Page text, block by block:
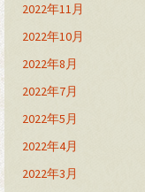
2022年11月
2022年10月
2022年8月
2022年7月
2022年5月
2022年4月
2022年3月